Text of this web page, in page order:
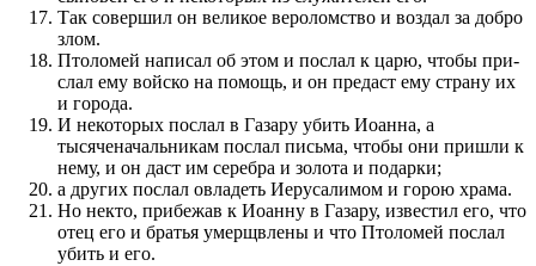
Так совершил он великое веролом­с­т­во и воз­дал за добро
злом.
Птоломей написал об этом и по­слал к царю, чтобы при­
слал ему войско на по­мощь, и он пред­аст ему страну их
и города.
И некоторых по­слал в Газару убить Иоан­на, а
тысяченачальникам по­слал письма, чтобы они при­шли к
нему, и он даст им серебра и золота и подарки;
а других по­слал овладеть Иерусалимом и горою храма.
Но некто, при­бежав к Иоан­ну в Газару, известил его, что
отец его и братья умерщвлены и что Птоломей по­слал
убить и его.